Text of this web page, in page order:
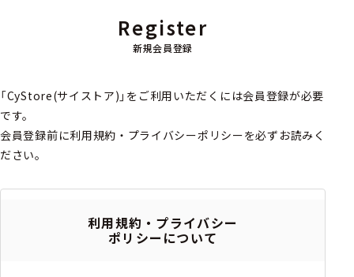
新規会員登録
Register
「CyStore(サイストア)」をご利用いただくには会員登録が必要
です。
会員登録前に利用規約・プライバシーポリシーを必ずお読みく
ださい。
利用規約・プライバシー
ポリシーについて